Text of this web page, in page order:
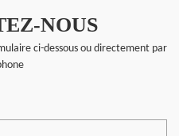
NOUS
ci-dessous ou directement par